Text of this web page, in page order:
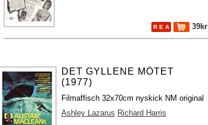
R E A 39kr
DET GYLLENE MÖTET
(1977)
Filmaffisch 32x70cm nyskick NM original
Ashley Lazarus Richard Harris